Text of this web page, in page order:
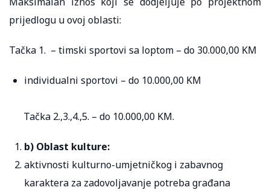
prijedlogu u ovoj oblasti:
Tačka 1. – timski sportovi sa loptom – do 30.000,00 KM
individualni sportovi – do 10.000,00 KM
Tačka 2.,3.,4.,5. – do 10.000,00 KM.
b) Oblast kulture:
aktivnosti kulturno-umjetničkog i zabavnog
karaktera za zadovoljavanje potreba građana